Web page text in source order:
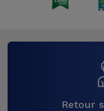
Accessoires
Retour